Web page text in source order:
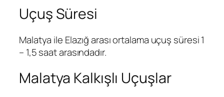
Uçuş Süresi
Malatya ile Elazığ arası ortalama uçuş süresi 1
– 1,5 saat arasındadır.
Malatya Kalkışlı Uçuşlar